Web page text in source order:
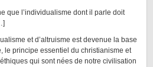
que l’individualisme dont il parle doit
et d’altruisme est devenue la base
le principe essentiel du christianisme et
qui sont nées de notre civilisation